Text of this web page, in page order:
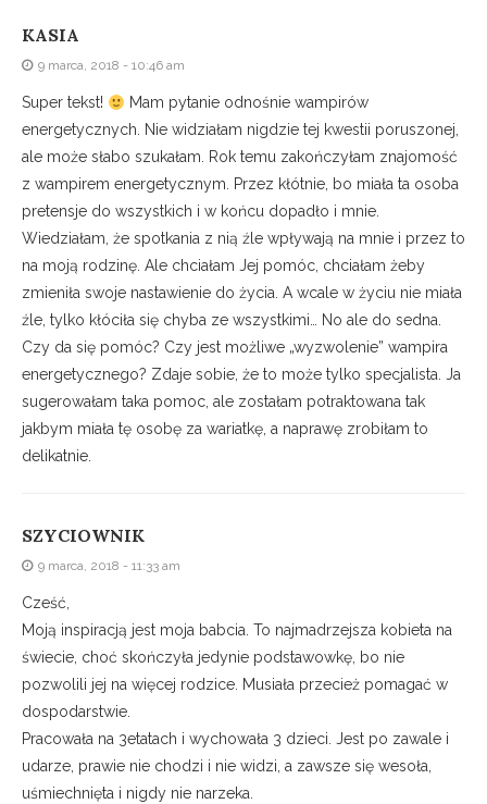
KASIA
9 marca, 2018 - 10:46 am
Super tekst!
Mam pytanie odnośnie wampirów
energetycznych. Nie widziałam nigdzie tej kwestii poruszonej,
ale może słabo szukałam. Rok temu zakończyłam znajomość
z wampirem energetycznym. Przez kłótnie, bo miała ta osoba
pretensje do wszystkich i w końcu dopadło i mnie.
Wiedziałam, że spotkania z nią źle wpływają na mnie i przez to
na moją rodzinę. Ale chciałam Jej pomóc, chciałam żeby
zmieniła swoje nastawienie do życia. A wcale w życiu nie miała
źle, tylko kłóciła się chyba ze wszystkimi… No ale do sedna.
Czy da się pomóc? Czy jest możliwe „wyzwolenie” wampira
energetycznego? Zdaje sobie, że to może tylko specjalista. Ja
sugerowałam taka pomoc, ale zostałam potraktowana tak
jakbym miała tę osobę za wariatkę, a naprawę zrobiłam to
delikatnie.
SZYCIOWNIK
9 marca, 2018 - 11:33 am
Cześć,
Moją inspiracją jest moja babcia. To najmadrzejsza kobieta na
świecie, choć skończyła jedynie podstawowkę, bo nie
pozwolili jej na więcej rodzice. Musiała przecież pomagać w
dospodarstwie.
Pracowała na 3etatach i wychowała 3 dzieci. Jest po zawale i
udarze, prawie nie chodzi i nie widzi, a zawsze się wesoła,
uśmiechnięta i nigdy nie narzeka.